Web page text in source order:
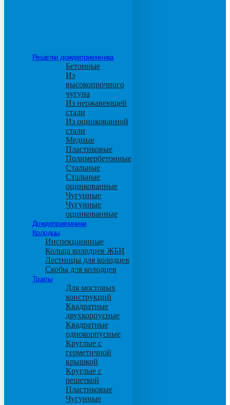
Решетки дождеприемника
Бетонные
Из
высокопрочного
чугуна
Из нержавеющей
стали
Из оцинкованной
стали
Медные
Пластиковые
Полимербетонные
Стальные
Стальные
оцинкованные
Чугунные
Чугунные
оцинкованные
Дождеприемники
Колодцы
Инспекционные
Кольца колодцев ЖБИ
Лестницы для колодцев
Скобы для колодцев
Трапы
Для мостовых
конструкций
Квадратные
двухкорпусные
Квадратные
однокорпусные
Круглые с
герметичной
крышкой
Круглые с
решеткой
Пластиковые
Чугунные